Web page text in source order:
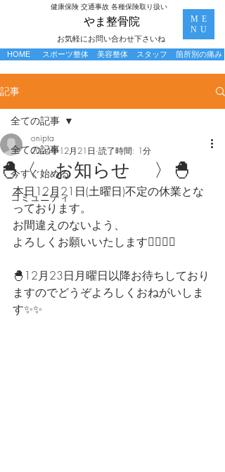
お気軽にお問い合わせ下さいね
​やま整骨院
​健康保険 交通事故 各種保険取り扱い
ME
NU
スポーツ整体 美容整体 箇所別の痛み
HOME スタッフ
記事
全ての記事
今すぐ始める
コミュニティ
全ての記事
🐣〈 お知らせ 〉🐣
onipta
2024年12月21日 読了時間: 1分
本日12月21日(土曜日)不定の休業とな
っております。
お間違えのないよう、
よろしくお願いいたします🙇🏻‍♀️❕
🐣12月23日月曜日以降お待ちしており
ますのでどうぞよろしくおねがいしま
す✨✨